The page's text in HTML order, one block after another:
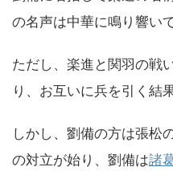
の名声は中華に鳴り響い
ただし、楽進と関羽の戦
り、お互いに兵を引く結
しかし、劉備の方は張松
の対立が始り、劉備は諸